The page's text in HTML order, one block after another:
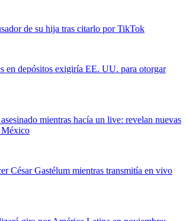
de su hija tras citarlo por TikTok
en depósitos exigiría EE. UU. para otorgar
mientras hacía un live: revelan nuevas
México
César Gastélum mientras transmitía en vivo